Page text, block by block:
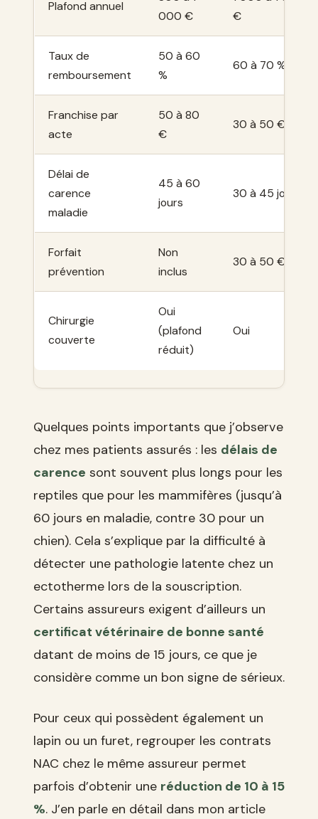
Plafond annuel
000 €
€
Taux de
remboursement
50 à 60
%
60 à 70 %
Franchise par
acte
50 à 80
€
30 à 50 €
Délai de
carence
maladie
45 à 60
jours
30 à 45 jours
Forfait
prévention
Non
inclus
30 à 50 €/an
Chirurgie
couverte
Oui
(plafond
réduit)
Oui
Quelques points importants que j’observe
chez mes patients assurés : les délais de
carence sont souvent plus longs pour les
reptiles que pour les mammifères (jusqu’à
60 jours en maladie, contre 30 pour un
chien). Cela s’explique par la difficulté à
détecter une pathologie latente chez un
ectotherme lors de la souscription.
Certains assureurs exigent d’ailleurs un
certificat vétérinaire de bonne santé
datant de moins de 15 jours, ce que je
considère comme un bon signe de sérieux.
Pour ceux qui possèdent également un
lapin ou un furet, regrouper les contrats
NAC chez le même assureur permet
parfois d’obtenir une réduction de 10 à 15
%. J’en parle en détail dans mon article